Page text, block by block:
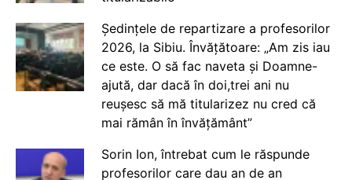
Ședințele de repartizare a profesorilor
2026, la Sibiu. Învățătoare: „Am zis iau
ce este. O să fac naveta și Doamne-
ajută, dar dacă în doi,trei ani nu
reușesc să mă titularizez nu cred că
mai rămân în învățământ”
Sorin Ion, întrebat cum le răspunde
profesorilor care dau an de an